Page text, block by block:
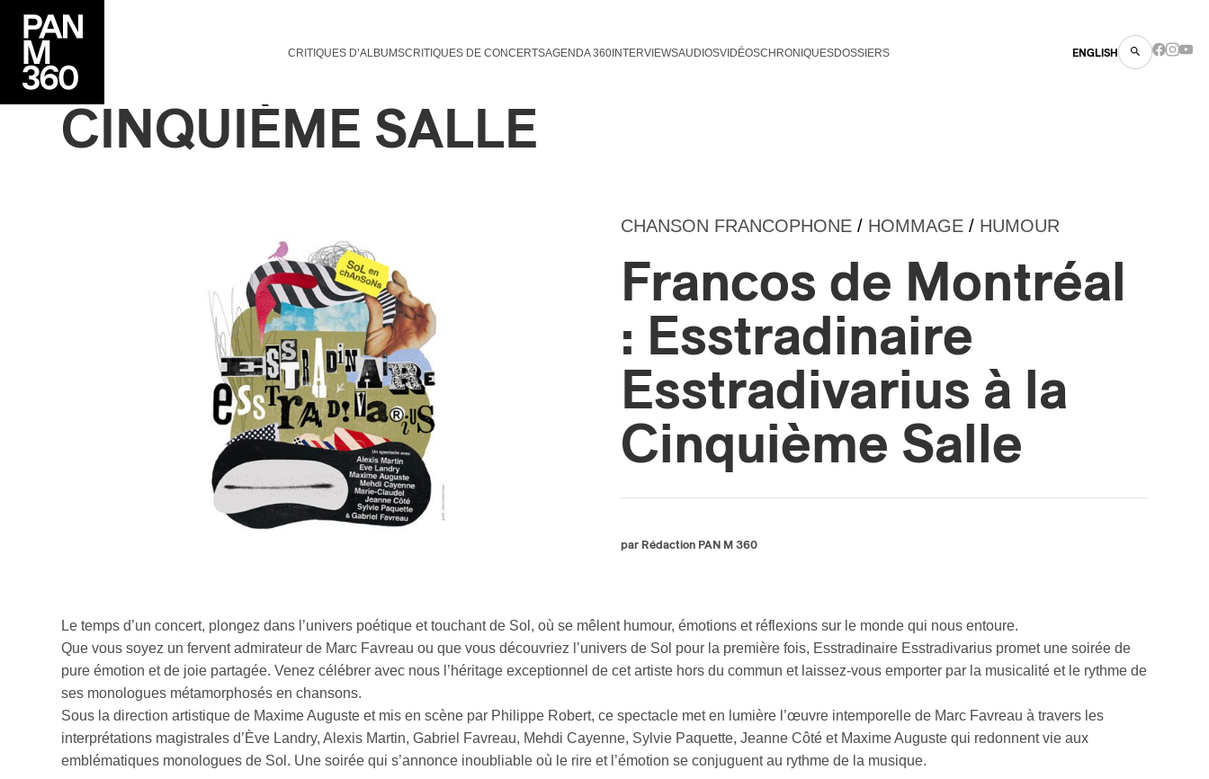
CRITIQUES D’ALBUMSCRITIQUES DE CONCERTSAGENDA 360INTERVIEWSAUDIOSVIDÉOSCHRONIQUESDOSSIERS ENGLISH
CINQUIÈME SALLE
CHANSON FRANCOPHONE / HOMMAGE / HUMOUR
Francos de Montréal
: Esstradinaire
Esstradivarius à la
Cinquième Salle
par Rédaction PAN M 360
Le temps d’un concert, plongez dans l’univers poétique et touchant de Sol, où se mêlent humour, émotions et réflexions sur le monde qui nous entoure.
Que vous soyez un fervent admirateur de Marc Favreau ou que vous découvriez l’univers de Sol pour la première fois, Esstradinaire Esstradivarius promet une soirée de
pure émotion et de joie partagée. Venez célébrer avec nous l’héritage exceptionnel de cet artiste hors du commun et laissez-vous emporter par la musicalité et le rythme de
ses monologues métamorphosés en chansons.
Sous la direction artistique de Maxime Auguste et mis en scène par Philippe Robert, ce spectacle met en lumière l’œuvre intemporelle de Marc Favreau à travers les
interprétations magistrales d’Ève Landry, Alexis Martin, Gabriel Favreau, Mehdi Cayenne, Sylvie Paquette, Jeanne Côté et Maxime Auguste qui redonnent vie aux
emblématiques monologues de Sol. Une soirée qui s’annonce inoubliable où le rire et l’émotion se conjuguent au rythme de la musique.